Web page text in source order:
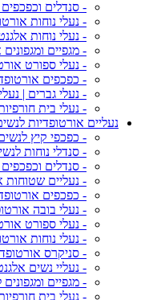
- סנדלים
- נעלי נוחות
- נעלי נוחות
- מגפיים
- נעלי ספורט
- כפכפים
- נעלי גברים |
- נעלי בית
נעליים אורטופדיות
- כפכפי קיץ
- סנדלי נוחות
- סנדלים
- נעליים שטוחות
- כפכפים
- נעלי בובה
- נעלי ספורט
- נעלי נוחות
- סניקרס
- נעליי נשים
- מגפיים
- נעלי בית